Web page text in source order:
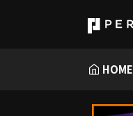
HOME